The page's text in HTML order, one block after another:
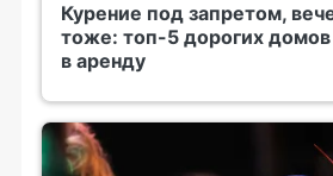
Курение под запретом,
тоже: топ-5 дорогих
в аренду